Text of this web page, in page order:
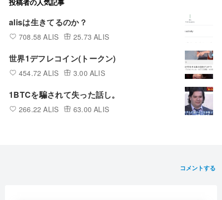
投稿者の人気記事
alisは生きてるのか？
708.58 ALIS 25.73 ALIS
世界1デフレコイン(トークン)
454.72 ALIS 3.00 ALIS
1BTCを騙されて失った話し。
266.22 ALIS 63.00 ALIS
コメントする